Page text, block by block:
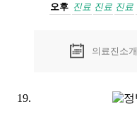
의료진소개
오후 진료 진료 진료